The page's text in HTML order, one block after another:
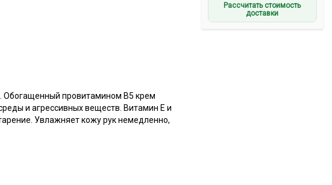
Рассчитать стоимость
доставки
Обогащенный провитамином B5 крем
и агрессивных веществ. Витамин Е и
Увлажняет кожу рук немедленно,